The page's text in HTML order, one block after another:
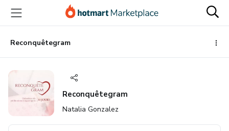
vers
contenu
principal
vers
bas
de
Reconquêtegram
Reconquêtegram
Natalia Gonzalez